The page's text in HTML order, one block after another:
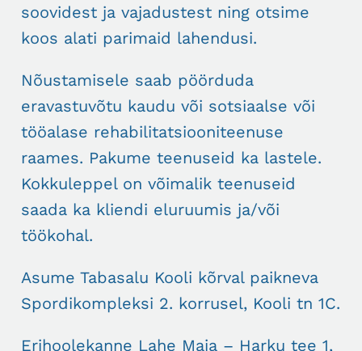
soovidest ja vajadustest ning otsime
koos alati parimaid lahendusi.
Nõustamisele saab pöörduda
eravastuvõtu kaudu või sotsiaalse või
tööalase rehabilitatsiooniteenuse
raames. Pakume teenuseid ka lastele.
Kokkuleppel on võimalik teenuseid
saada ka kliendi eluruumis ja/või
töökohal.
Asume Tabasalu Kooli kõrval paikneva
Spordikompleksi 2. korrusel, Kooli tn 1C.
Erihoolekanne Lahe Maja – Harku tee 1,